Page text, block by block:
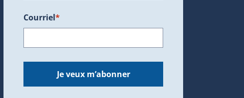
dans une nouvelle fenêtre.)
Courriel*
Je veux m’abonner